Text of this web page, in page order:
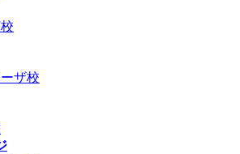
ザ校